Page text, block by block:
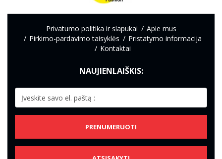
Privatumo politika ir slapukai
Apie mus
Pirkimo-pardavimo taisyklės
Pristatymo informacija
Kontaktai
NAUJIENLAIŠKIS:
PRENUMERUOTI